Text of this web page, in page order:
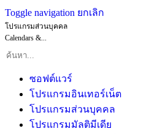
Toggle navigation ยกเลิก
โปรแกรมส่วนบุคคล
Calendars &...
ซอฟต์แวร์
โปรแกรมอินเทอร์เน็ต
โปรแกรมส่วนบุคคล
โปรแกรมมัลติมีเดีย